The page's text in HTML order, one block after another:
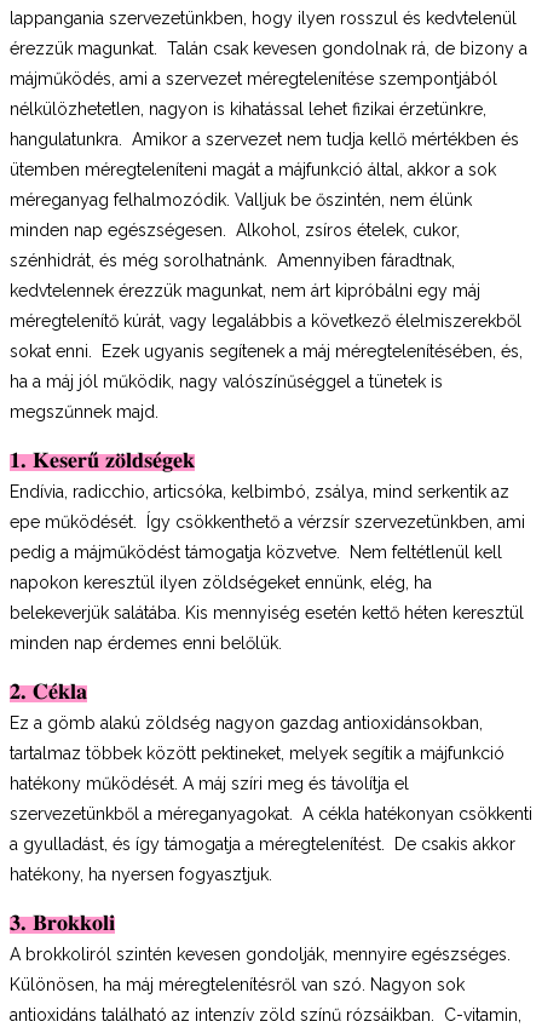
lappangania szervezetünkben, hogy ilyen rosszul és kedvtelenül
érezzük magunkat. Talán csak kevesen gondolnak rá, de bizony a
májműködés, ami a szervezet méregtelenítése szempontjából
nélkülözhetetlen, nagyon is kihatással lehet fizikai érzetünkre,
hangulatunkra. Amikor a szervezet nem tudja kellő mértékben és
ütemben méregteleníteni magát a májfunkció által, akkor a sok
méreganyag felhalmozódik. Valljuk be őszintén, nem élünk
minden nap egészségesen. Alkohol, zsíros ételek, cukor,
szénhidrát, és még sorolhatnánk. Amennyiben fáradtnak,
kedvtelennek érezzük magunkat, nem árt kipróbálni egy máj
méregtelenítő kúrát, vagy legalábbis a következő élelmiszerekből
sokat enni. Ezek ugyanis segítenek a máj méregtelenítésében, és,
ha a máj jól működik, nagy valószínűséggel a tünetek is
megszűnnek majd.
1. Keserű zöldségek
Endívia, radicchio, articsóka, kelbimbó, zsálya, mind serkentik az
epe működését. Így csökkenthető a vérzsír szervezetünkben, ami
pedig a májműködést támogatja közvetve. Nem feltétlenül kell
napokon keresztül ilyen zöldségeket ennünk, elég, ha
belekeverjük salátába. Kis mennyiség esetén kettő héten keresztül
minden nap érdemes enni belőlük.
2. Cékla
Ez a gömb alakú zöldség nagyon gazdag antioxidánsokban,
tartalmaz többek között pektineket, melyek segítik a májfunkció
hatékony működését. A máj szíri meg és távolítja el
szervezetünkből a méreganyagokat. A cékla hatékonyan csökkenti
a gyulladást, és így támogatja a méregtelenítést. De csakis akkor
hatékony, ha nyersen fogyasztjuk.
3. Brokkoli
A brokkoliról szintén kevesen gondolják, mennyire egészséges.
Különösen, ha máj méregtelenítésről van szó. Nagyon sok
antioxidáns található az intenzív zöld színű rózsáikban. C-vitamin,